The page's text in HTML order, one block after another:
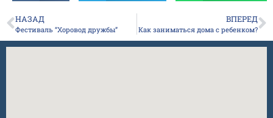
НАЗАД
Фестиваль “Хоровод дружбы”
ВПЕРЕД
Как заниматься дома с ребенком?